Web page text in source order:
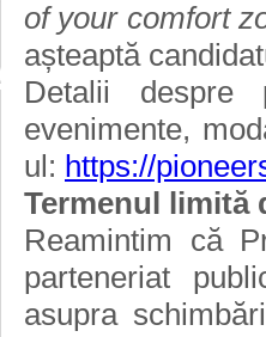
of your comfort
așteaptă
Detalii despre
evenimente,
ul: https://
Termenul limită
Reamintim că
parteneriat
asupra